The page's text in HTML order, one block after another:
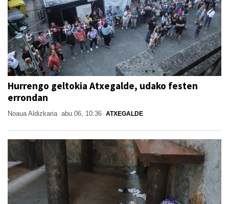
Hurrengo geltokia Atxegalde, udako festen
errondan
Noaua Aldizkaria abu 06, 10:36 ATXEGALDE